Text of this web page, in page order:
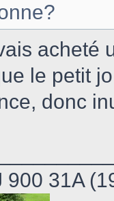
acheté
le petit
donc
900 31A